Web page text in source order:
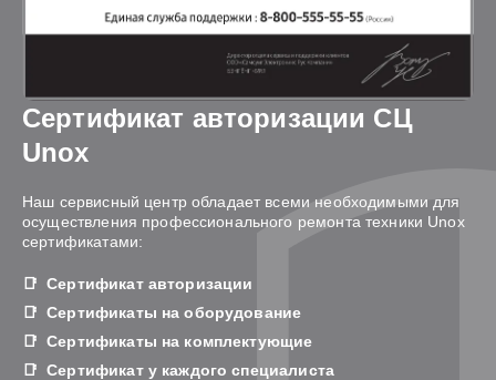
Сертификат авторизации СЦ
Unox
Наш сервисный центр обладает всеми необходимыми для
осуществления профессионального ремонта техники Unox
сертификатами:
Сертификат авторизации
Сертификаты на оборудование
Сертификаты на комплектующие
Сертификат у каждого специалиста